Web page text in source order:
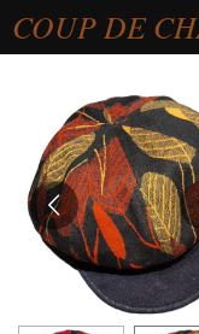
Passer
au
principal
COUP DE